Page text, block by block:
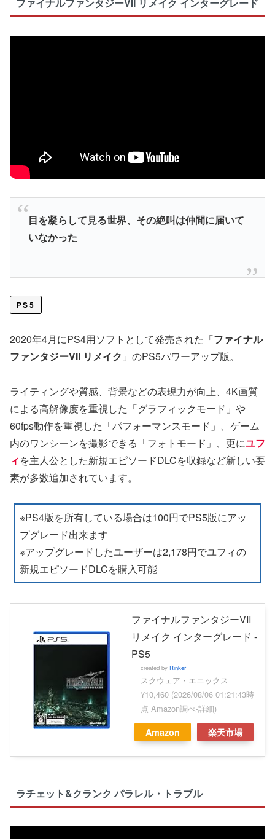
ファイナルファンタジーVII リメイク インターグレード
目を凝らして見る世界、その絶叫は仲間に届いて
いなかった
PS5
2020年4月にPS4用ソフトとして発売された「ファイナル
ファンタジーVII リメイク 」のPS5パワーアップ版。
ライティングや質感、背景などの表現力が向上、4K画質
による高解像度を重視した「グラフィックモード」や
60fps動作を重視した「パフォーマンスモード」、ゲーム
内のワンシーンを撮影できる「フォトモード」、更にユフ
ィを主人公とした新規エピソードDLCを収録など新しい要
素が多数追加されています。
※PS4版を所有している場合は100円でPS5版にアッ
プグレード出来ます
※アップグレードしたユーザーは2,178円でユフィの
新規エピソードDLCを購入可能
ファイナルファンタジーVII
リメイク インターグレード -
PS5
created by Rinker
スクウェア・エニックス
¥10,460 (2026/08/06 01:21:43時
点 Amazon調べ-詳細)
Amazon 楽天市場
ラチェット&クランク パラレル・トラブル